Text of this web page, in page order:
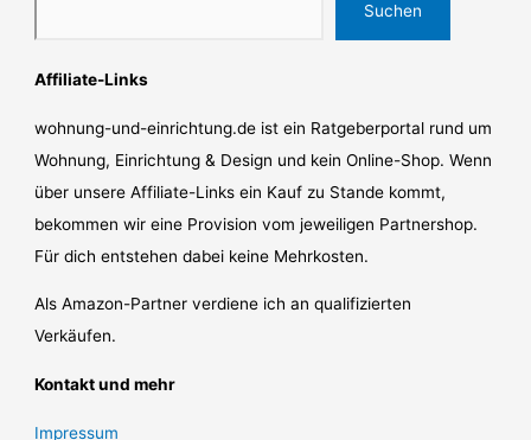
Suchen
Affiliate-Links
wohnung-und-einrichtung.de ist ein Ratgeberportal rund um
Wohnung, Einrichtung & Design und kein Online-Shop. Wenn
über unsere Affiliate-Links ein Kauf zu Stande kommt,
bekommen wir eine Provision vom jeweiligen Partnershop.
Für dich entstehen dabei keine Mehrkosten.
Als Amazon-Partner verdiene ich an qualifizierten
Verkäufen.
Kontakt und mehr
Impressum